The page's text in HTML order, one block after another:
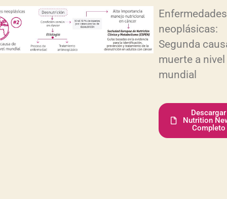
Enfermedades
neoplásicas:
Segunda
muerte a nivel
mundial
Descargar
Nutrition
Completo